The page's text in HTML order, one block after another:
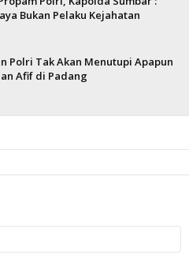
Bukan Pelaku Kejahatan
Polri Tak Akan Menutupi Apapun
Afif di Padang